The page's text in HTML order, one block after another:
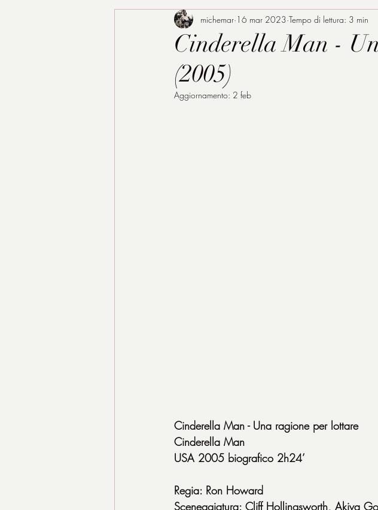
Cinderella Man -
(2005)
michemar 16 mar 2023 Tempo di lettura: 3 min
Aggiornamento: 2 feb
Cinderella Man - Una ragione per lottare
Cinderella Man
USA 2005 biografico 2h24’
Regia: Ron Howard
Sceneggiatura: Cliff Hollingsworth, Akiva